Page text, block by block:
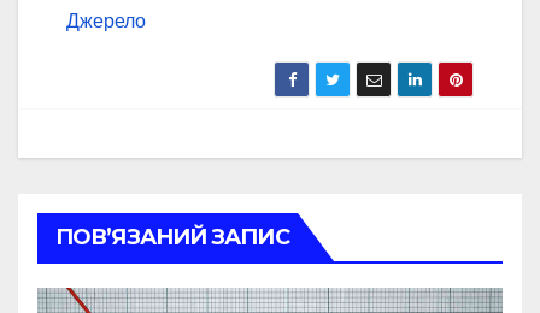
Джерело
ПОВ’ЯЗАНИЙ ЗАПИС